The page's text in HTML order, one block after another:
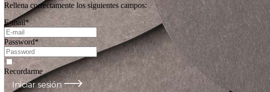
Rellena correctamente los siguientes campos:
E-mail*
Password*
Recordarme
Iniciar sesión